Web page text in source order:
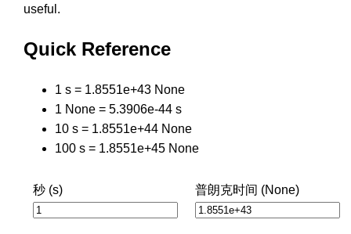
useful.
Quick Reference
1 s = 1.8551e+43 None
1 None = 5.3906e-44 s
10 s = 1.8551e+44 None
100 s = 1.8551e+45 None
秒 (s) 普朗克时间 (None)